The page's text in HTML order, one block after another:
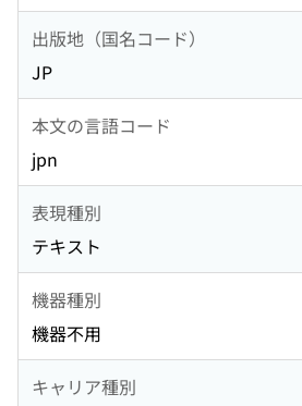
出版地（国名コード）
JP
本文の言語コード
jpn
表現種別
テキスト
機器種別
機器不用
キャリア種別